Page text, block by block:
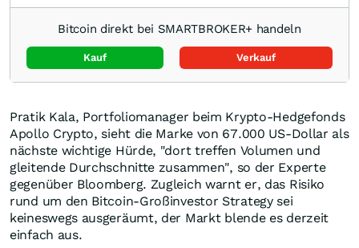
Bitcoin direkt bei SMARTBROKER+ handeln
Kauf Verkauf
Pratik Kala, Portfoliomanager beim Krypto-Hedgefonds
Apollo Crypto, sieht die Marke von 67.000 US-Dollar als
nächste wichtige Hürde, "dort treffen Volumen und
gleitende Durchschnitte zusammen", so der Experte
gegenüber Bloomberg. Zugleich warnt er, das Risiko
rund um den Bitcoin-Großinvestor Strategy sei
keineswegs ausgeräumt, der Markt blende es derzeit
einfach aus.